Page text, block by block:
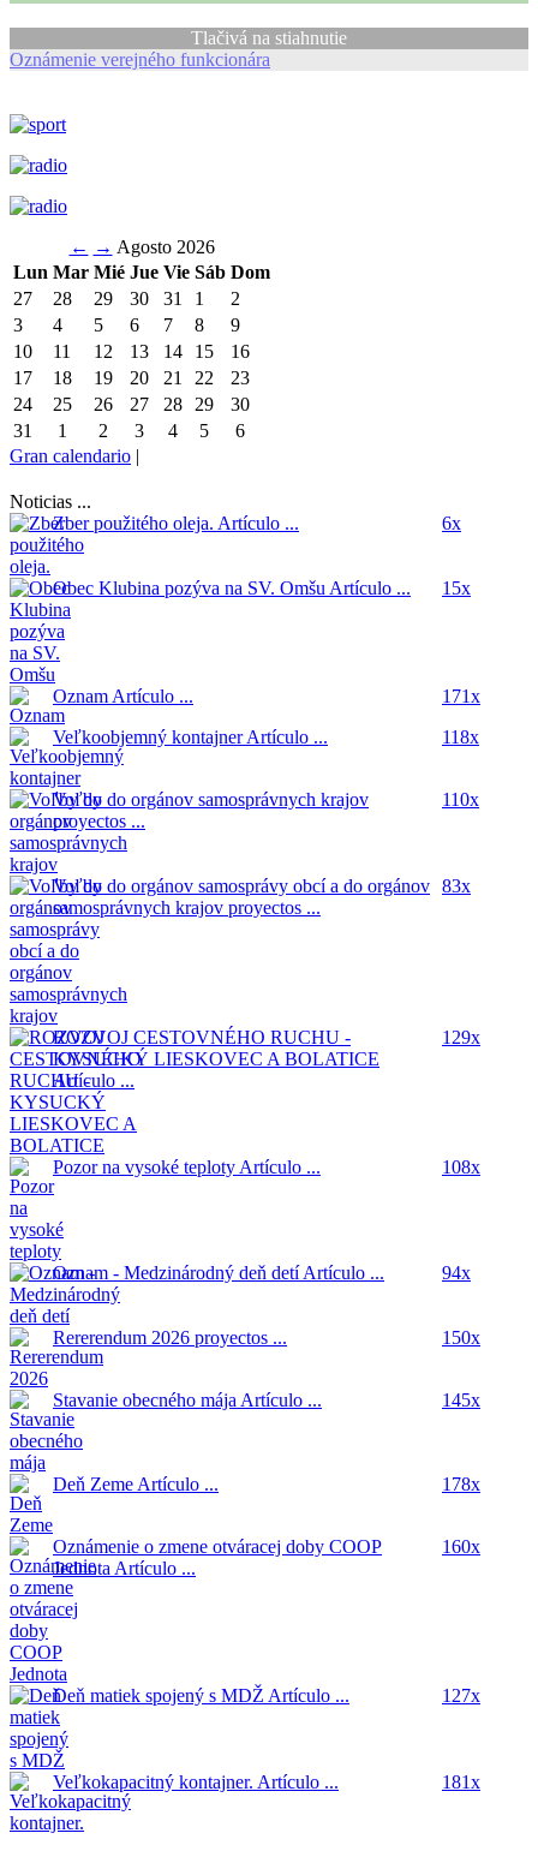
Tlačivá na stiahnutie
Oznámenie verejného funkcionára
← → Agosto 2026
Lun Mar Mié Jue Vie Sáb Dom
27
28 29 30 31 1
2
3
4 5 6 7 8
9
10
11 12 13 14 15
16
17
18 19 20 21 22
23
24
25 26 27 28 29
30
31
1 2 3 4 5
6
Gran calendario |
Noticias ...
Zber použitého oleja. Artículo ... 6x
Obec Klubina pozýva na SV. Omšu Artículo ... 15x
Oznam Artículo ...
171x
Veľkoobjemný kontajnerArtículo ... 118x
Voľby do orgánov samosprávnych krajov
proyectos ...
110x
Voľby do orgánov samosprávy obcí a do orgánov
samosprávnych krajov proyectos ...
83x
ROZVOJ CESTOVNÉHO RUCHU -
KYSUCKÝ LIESKOVEC A BOLATICE
Artículo ...
129x
Pozor na vysoké teploty Artículo ... 108x
Oznam - Medzinárodný deň detíArtículo ... 94x
Rererendum 2026 proyectos ... 150x
Stavanie obecného mája Artículo ... 145x
Deň Zeme Artículo ... 178x
Oznámenie o zmene otváracej doby COOP
Jednota Artículo ...
160x
Deň matiek spojený s MDŽ Artículo ... 127x
Veľkokapacitný kontajner. Artículo ... 181x